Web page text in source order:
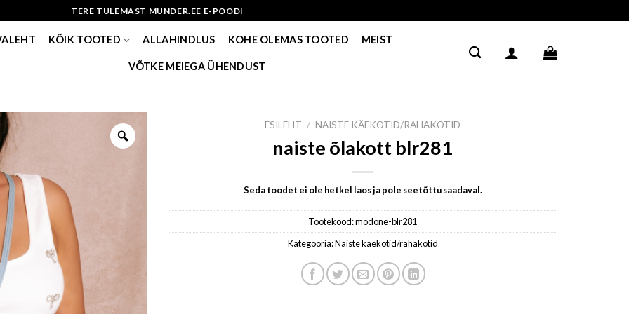
TERE TULEMAST MUNDER.EE E-POODI
KÕIK TOOTED ALLAHINDLUS KOHE OLEMAS TOOTED MEIST
VÕTKE MEIEGA ÜHENDUST
ESILEHT / NAISTE KÄEKOTID/RAHAKOTID
naiste õlakott blr281
Seda toodet ei ole hetkel laos ja pole seetõttu saadaval.
Tootekood:modone-blr281
Kategooria:Naiste käekotid/rahakotid